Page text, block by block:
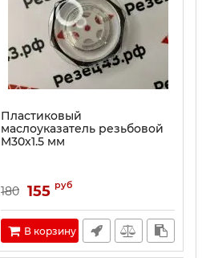
Пластиковый
маслоуказатель резьбовой
M30х1.5 мм
180 155 руб
В корзину